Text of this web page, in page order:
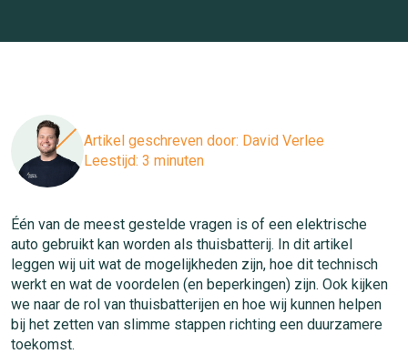
Artikel geschreven door: David Verlee
Leestijd: 3 minuten
Één van de meest gestelde vragen is of een elektrische
auto gebruikt kan worden als thuisbatterij. In dit artikel
leggen wij uit wat de mogelijkheden zijn, hoe dit technisch
werkt en wat de voordelen (en beperkingen) zijn. Ook kijken
we naar de rol van thuisbatterijen en hoe wij kunnen helpen
bij het zetten van slimme stappen richting een duurzamere
toekomst.